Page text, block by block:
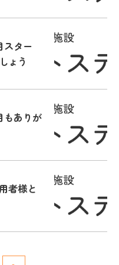
スター
ょう
もありが
者様と